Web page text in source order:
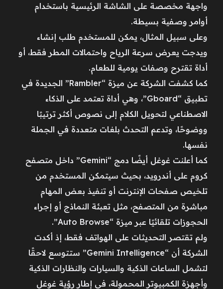
واجهة مخصصة على الشاشة الرئيسية باستخدام
أوامر وصفية بسيطة.
وعلى سبيل المثال، يمكن للمستخدم طلب إنشاء
ويدجت يعرض سرعة الرياح واحتمالات المطر فقط، أو
أداة تقترح وصفات يومية للطعام.
كما كشفت الشركة عن ميزة “Rambler” الجديدة في
تطبيق “Gboard”، وهي أداة تعتمد على الذكاء
الاصطناعي لتحويل الكلام إلى نصوص أكثر ترتيبًا
ووضوحًا، وتدعم التحدث بلغات متعددة في الجملة
نفسها.
كما أعلنت غوغل أيضًا دمج “Gemini” داخل متصفح
كروم على أندرويد، بحيث سيتمكن المستخدم من
تلخيص صفحات الإنترنت أو تنفيذ بعض المهام
مباشرة من المتصفح، مثل تعبئة النماذج أو إجراء
الحجوزات تلقائيًا عبر ميزة “Auto Browse”.
ولم تقتصر التحديثات على الهواتف فقط، إذ أكدت
الشركة أن “Gemini Intelligence” ستتوسع لاحقًا
لتشمل الساعات الذكية والسيارات والنظارات الذكية
وأجهزة الكمبيوتر المحمولة، في إطار رؤية غوغل